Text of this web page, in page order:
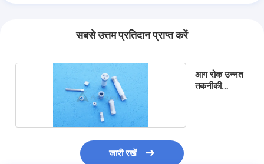
सबसे उत्तम प्रतिदान प्राप्त करें
आग रोक उन्नत
तकनीकी
जारी रखें